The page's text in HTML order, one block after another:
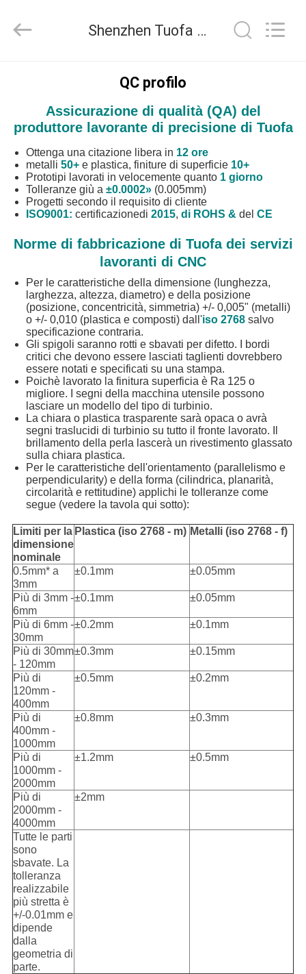
PRODOTTI
SU
DI
NOI
VISITA
ALLA
FABBRICA
CONTROLLO
DELLA
QUALITÀ
CONTATTACI
NOTIZIE
CHIEDI
UN
PREVENTIVO
MAPPA
DEL
SITO
POLITICA
SULLA
PRIVACY
Technology
Shenzhen Tuofa Technology Co., Ltd. Controllo di qualità
QC profilo
Assicurazione di qualità (QA) del
produttore lavorante di precisione di Tuofa
Ottenga una citazione libera in 12 ore
metalli 50+e plastica, finituredi superficie 10+
Prototipi lavorati in velocemente quanto 1 giorno
Tolleranze giù a ±0.0002»(0.005mm)
Progetti secondoil requisitodi cliente
ISO9001: certificazionedi 2015, di ROHS & del CE
Norme di fabbricazione di Tuofa dei servizi
lavoranti di CNC
Per le caratteristiche della dimensione (lunghezza,
larghezza, altezza, diametro) e della posizione
(posizione, concentricità, simmetria) +/- 0,005" (metalli)
o +/- 0,010 (plastica e composti) dall'iso 2768salvo
specificazione contraria.
Gli spigoli saranno rotti e sbavati per difetto. I bordi
critici che devono essere lasciati taglienti dovrebbero
essere notati e specificati su una stampa.
Poichè lavorato la finitura superficia è Ra 125 o
migliore. I segni della macchina utensile possono
lasciare un modello del tipo di turbinio.
La chiara o plastica trasparente sarà opaca o avrà
segni traslucidi di turbinio su tutto il fronte lavorato. Il
brillamento della perla lascerà un rivestimento glassato
sulla chiara plastica.
Per le caratteristiche dell'orientamento (parallelismo e
perpendicularity) e della forma (cilindrica, planarità,
circolarità e rettitudine) applichi le tolleranze come
segue (vedere la tavola qui sotto):
Limiti per la
dimensione
nominale
Plastica (iso 2768 - m) Metalli (iso 2768 - f)
0.5mm* a
3mm
±0.1mm ±0.05mm
Più di 3mm -
6mm
±0.1mm ±0.05mm
Più di 6mm -
30mm
±0.2mm ±0.1mm
Più di 30mm
- 120mm
±0.3mm ±0.15mm
Più di
120mm -
400mm
±0.5mm ±0.2mm
Più di
400mm -
1000mm
±0.8mm ±0.3mm
Più di
1000mm -
2000mm
±1.2mm ±0.5mm
Più di
2000mm -
4000mm
±2mm
Tutte le parti
sono
sbavate. La
tolleranza
realizzabile
più stretta è
+/-0.01mm e
dipende
dalla
geometria di
parte.